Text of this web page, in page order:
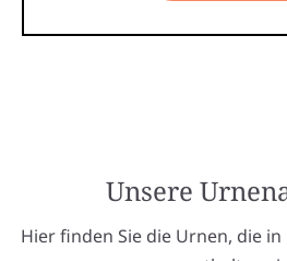
Unsere
Hier finden Sie die Urnen, die in